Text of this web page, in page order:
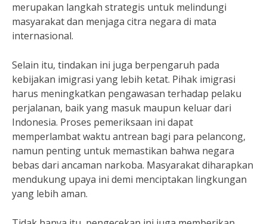
merupakan langkah strategis untuk melindungi
masyarakat dan menjaga citra negara di mata
internasional.
Selain itu, tindakan ini juga berpengaruh pada
kebijakan imigrasi yang lebih ketat. Pihak imigrasi
harus meningkatkan pengawasan terhadap pelaku
perjalanan, baik yang masuk maupun keluar dari
Indonesia. Proses pemeriksaan ini dapat
memperlambat waktu antrean bagi para pelancong,
namun penting untuk memastikan bahwa negara
bebas dari ancaman narkoba. Masyarakat diharapkan
mendukung upaya ini demi menciptakan lingkungan
yang lebih aman.